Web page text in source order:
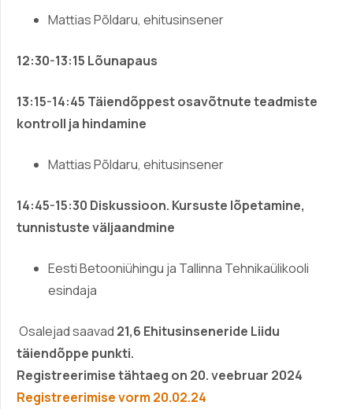
Mattias Põldaru, ehitusinsener
12:30-13:15 Lõunapaus
13:15-14:45 Täiendõppest osavõtnute teadmiste
kontroll ja hindamine
Mattias Põldaru, ehitusinsener
14:45-15:30 Diskussioon. Kursuste lõpetamine,
tunnistuste väljaandmine
Eesti Betooniühingu ja Tallinna Tehnikaülikooli
esindaja
Osalejad saavad 21,6 Ehitusinseneride Liidu
täiendõppe punkti.
Registreerimise tähtaeg on 20. veebruar 2024
Registreerimise vorm 20.02.24